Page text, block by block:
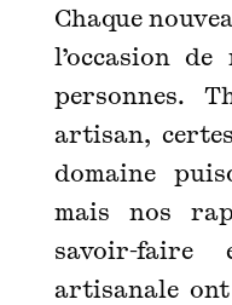
Chaque
l’occasion
personnes.
artisan,
domaine
mais nos
savoir-
artisanale